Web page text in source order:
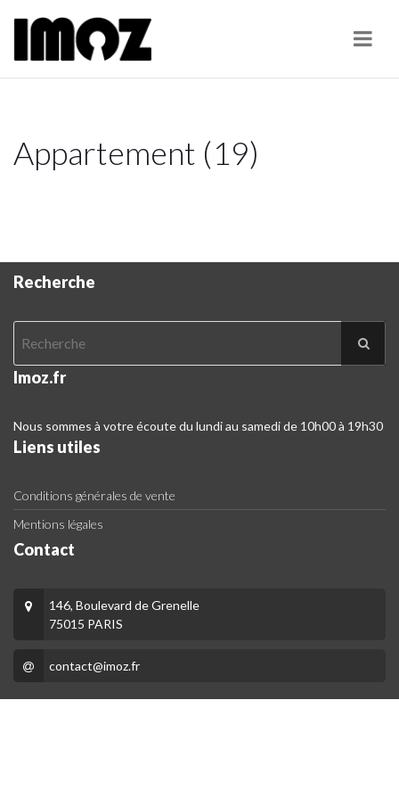
Appartement (19)
Recherche
Imoz.fr
Nous sommes à votre écoute du lundi au samedi de 10h00 à 19h30
Liens utiles
Conditions générales de vente
Mentions légales
Contact
146, Boulevard de Grenelle
75015 PARIS
contact@imoz.fr